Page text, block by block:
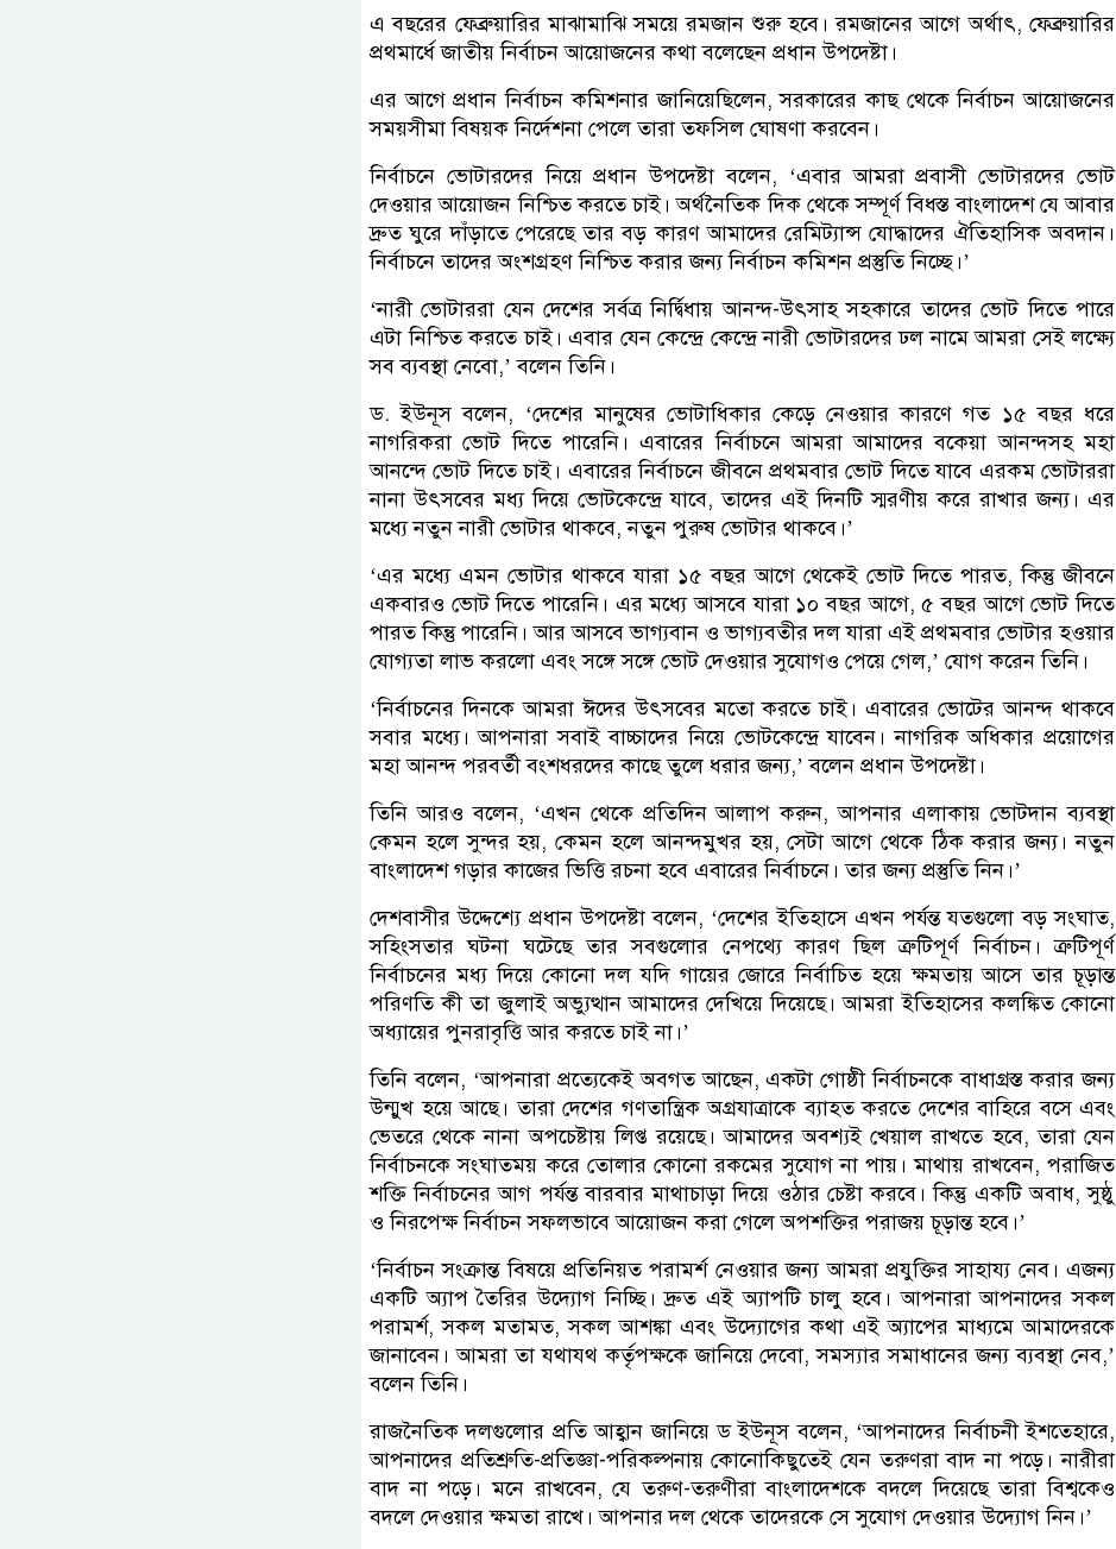
এ বছরের ফেব্রুয়ারির মাঝামাঝি সময়ে রমজান শুরু হবে। রমজানের আগে অর্থাৎ, ফেব্রুয়ারির
প্রথমার্ধে জাতীয় নির্বাচন আয়োজনের কথা বলেছেন প্রধান উপদেষ্টা।
এর আগে প্রধান নির্বাচন কমিশনার জানিয়েছিলেন, সরকারের কাছ থেকে নির্বাচন আয়োজনের
সময়সীমা বিষয়ক নির্দেশনা পেলে তারা তফসিল ঘোষণা করবেন।
নির্বাচনে ভোটারদের নিয়ে প্রধান উপদেষ্টা বলেন, ‘এবার আমরা প্রবাসী ভোটারদের ভোট
দেওয়ার আয়োজন নিশ্চিত করতে চাই। অর্থনৈতিক দিক থেকে সম্পূর্ণ বিধস্ত বাংলাদেশ যে আবার
দ্রুত ঘুরে দাঁড়াতে পেরেছে তার বড় কারণ আমাদের রেমিট্যান্স যোদ্ধাদের ঐতিহাসিক অবদান।
নির্বাচনে তাদের অংশগ্রহণ নিশ্চিত করার জন্য নির্বাচন কমিশন প্রস্তুতি নিচ্ছে।’
‘নারী ভোটাররা যেন দেশের সর্বত্র নির্দ্বিধায় আনন্দ-উৎসাহ সহকারে তাদের ভোট দিতে পারে
এটা নিশ্চিত করতে চাই। এবার যেন কেন্দ্রে কেন্দ্রে নারী ভোটারদের ঢল নামে আমরা সেই লক্ষ্যে
সব ব্যবস্থা নেবো,’ বলেন তিনি।
ড. ইউনূস বলেন, ‘দেশের মানুষের ভোটাধিকার কেড়ে নেওয়ার কারণে গত ১৫ বছর ধরে
নাগরিকরা ভোট দিতে পারেনি। এবারের নির্বাচনে আমরা আমাদের বকেয়া আনন্দসহ মহা
আনন্দে ভোট দিতে চাই। এবারের নির্বাচনে জীবনে প্রথমবার ভোট দিতে যাবে এরকম ভোটাররা
নানা উৎসবের মধ্য দিয়ে ভোটকেন্দ্রে যাবে, তাদের এই দিনটি স্মরণীয় করে রাখার জন্য। এর
মধ্যে নতুন নারী ভোটার থাকবে, নতুন পুরুষ ভোটার থাকবে।’
‘এর মধ্যে এমন ভোটার থাকবে যারা ১৫ বছর আগে থেকেই ভোট দিতে পারত, কিন্তু জীবনে
একবারও ভোট দিতে পারেনি। এর মধ্যে আসবে যারা ১০ বছর আগে, ৫ বছর আগে ভোট দিতে
পারত কিন্তু পারেনি। আর আসবে ভাগ্যবান ও ভাগ্যবতীর দল যারা এই প্রথমবার ভোটার হওয়ার
যোগ্যতা লাভ করলো এবং সঙ্গে সঙ্গে ভোট দেওয়ার সুযোগও পেয়ে গেল,’ যোগ করেন তিনি।
‘নির্বাচনের দিনকে আমরা ঈদের উৎসবের মতো করতে চাই। এবারের ভোটের আনন্দ থাকবে
সবার মধ্যে। আপনারা সবাই বাচ্চাদের নিয়ে ভোটকেন্দ্রে যাবেন। নাগরিক অধিকার প্রয়োগের
মহা আনন্দ পরবর্তী বংশধরদের কাছে তুলে ধরার জন্য,’ বলেন প্রধান উপদেষ্টা।
তিনি আরও বলেন, ‘এখন থেকে প্রতিদিন আলাপ করুন, আপনার এলাকায় ভোটদান ব্যবস্থা
কেমন হলে সুন্দর হয়, কেমন হলে আনন্দমুখর হয়, সেটা আগে থেকে ঠিক করার জন্য। নতুন
বাংলাদেশ গড়ার কাজের ভিত্তি রচনা হবে এবারের নির্বাচনে। তার জন্য প্রস্তুতি নিন।’
দেশবাসীর উদ্দেশ্যে প্রধান উপদেষ্টা বলেন, ‘দেশের ইতিহাসে এখন পর্যন্ত যতগুলো বড় সংঘাত,
সহিংসতার ঘটনা ঘটেছে তার সবগুলোর নেপথ্যে কারণ ছিল ত্রুটিপূর্ণ নির্বাচন। ত্রুটিপূর্ণ
নির্বাচনের মধ্য দিয়ে কোনো দল যদি গায়ের জোরে নির্বাচিত হয়ে ক্ষমতায় আসে তার চূড়ান্ত
পরিণতি কী তা জুলাই অভ্যুত্থান আমাদের দেখিয়ে দিয়েছে। আমরা ইতিহাসের কলঙ্কিত কোনো
অধ্যায়ের পুনরাবৃত্তি আর করতে চাই না।’
তিনি বলেন, ‘আপনারা প্রত্যেকেই অবগত আছেন, একটা গোষ্ঠী নির্বাচনকে বাধাগ্রস্ত করার জন্য
উন্মুখ হয়ে আছে। তারা দেশের গণতান্ত্রিক অগ্রযাত্রাকে ব্যাহত করতে দেশের বাহিরে বসে এবং
ভেতরে থেকে নানা অপচেষ্টায় লিপ্ত রয়েছে। আমাদের অবশ্যই খেয়াল রাখতে হবে, তারা যেন
নির্বাচনকে সংঘাতময় করে তোলার কোনো রকমের সুযোগ না পায়। মাথায় রাখবেন, পরাজিত
শক্তি নির্বাচনের আগ পর্যন্ত বারবার মাথাচাড়া দিয়ে ওঠার চেষ্টা করবে। কিন্তু একটি অবাধ, সুষ্ঠু
ও নিরপেক্ষ নির্বাচন সফলভাবে আয়োজন করা গেলে অপশক্তির পরাজয় চূড়ান্ত হবে।’
‘নির্বাচন সংক্রান্ত বিষয়ে প্রতিনিয়ত পরামর্শ নেওয়ার জন্য আমরা প্রযুক্তির সাহায্য নেব। এজন্য
একটি অ্যাপ তৈরির উদ্যোগ নিচ্ছি। দ্রুত এই অ্যাপটি চালু হবে। আপনারা আপনাদের সকল
পরামর্শ, সকল মতামত, সকল আশঙ্কা এবং উদ্যোগের কথা এই অ্যাপের মাধ্যমে আমাদেরকে
জানাবেন। আমরা তা যথাযথ কর্তৃপক্ষকে জানিয়ে দেবো, সমস্যার সমাধানের জন্য ব্যবস্থা নেব,’
বলেন তিনি।
রাজনৈতিক দলগুলোর প্রতি আহ্বান জানিয়ে ড ইউনূস বলেন, ‘আপনাদের নির্বাচনী ইশতেহারে,
আপনাদের প্রতিশ্রুতি-প্রতিজ্ঞা-পরিকল্পনায় কোনোকিছুতেই যেন তরুণরা বাদ না পড়ে। নারীরা
বাদ না পড়ে। মনে রাখবেন, যে তরুণ-তরুণীরা বাংলাদেশকে বদলে দিয়েছে তারা বিশ্বকেও
বদলে দেওয়ার ক্ষমতা রাখে। আপনার দল থেকে তাদেরকে সে সুযোগ দেওয়ার উদ্যোগ নিন।’